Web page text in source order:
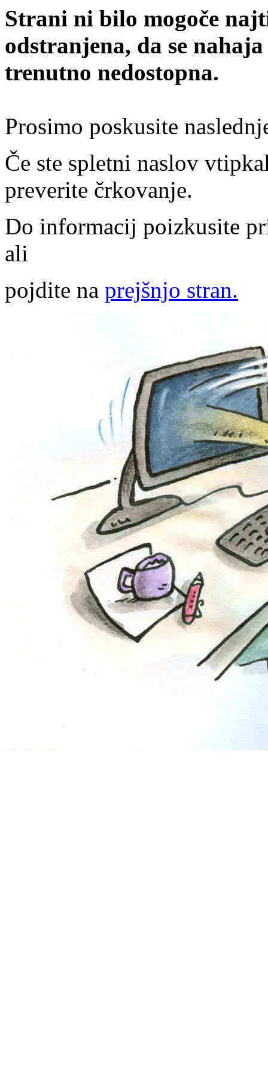
Strani ni bilo mogoče
odstranjena, da se
trenutno nedostopna.
Prosimo poskusite
Če ste spletni naslov
preverite črkovanje.
Do informacij poizkusite
ali
pojdite na prejšnjo stran.